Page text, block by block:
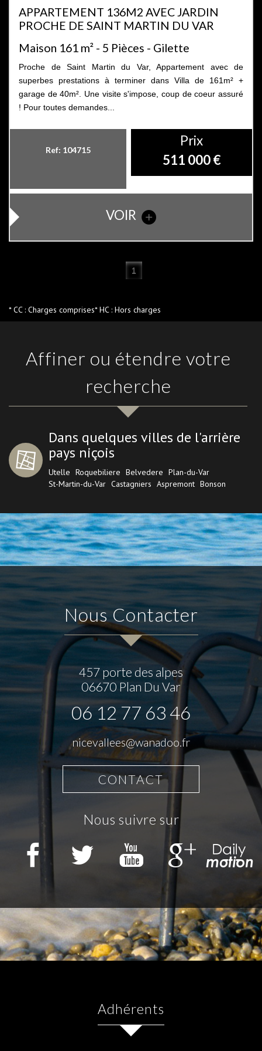
APPARTEMENT 136M2 AVEC JARDIN
PROCHE DE SAINT MARTIN DU VAR
Maison 161 m² - 5 Pièces - Gilette
Proche de Saint Martin du Var, Appartement avec de
superbes prestations à terminer dans Villa de 161m² +
garage de 40m². Une visite s'impose, coup de coeur assuré
! Pour toutes demandes...
Ref: 104715
Prix
511 000 €
VOIR
1
* CC : Charges comprises* HC : Hors charges
Affiner ou étendre votre
recherche
Dans quelques villes de l'arrière
pays niçois
Utelle Roquebiliere Belvedere Plan-du-Var
St-Martin-du-Var Castagniers Aspremont Bonson
Nous Contacter
457 porte des alpes
06670 Plan Du Var
06 12 77 63 46
nicevallees@wanadoo.fr
CONTACT
Nous suivre sur
Adhérents